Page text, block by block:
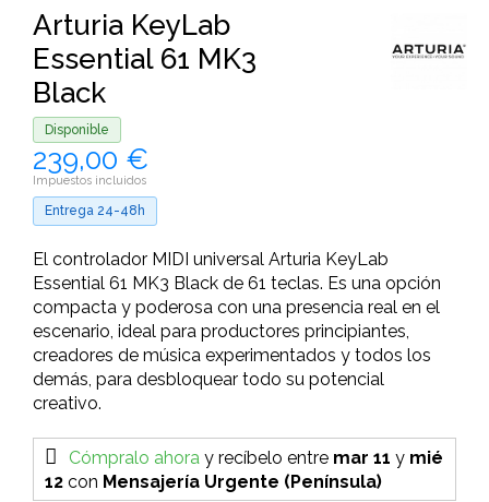
Arturia KeyLab
Essential 61 MK3
Black
Disponible
239,00 €
Impuestos incluidos
Entrega 24-48h
El controlador MIDI universal Arturia KeyLab
Essential 61 MK3 Black de 61 teclas. Es una opción
compacta y poderosa con una presencia real en el
escenario, ideal para productores principiantes,
creadores de música experimentados y todos los
demás, para desbloquear todo su potencial
creativo.
Cómpralo ahora y recíbelo entre mar 11 y mié
12 con Mensajería Urgente (Península)